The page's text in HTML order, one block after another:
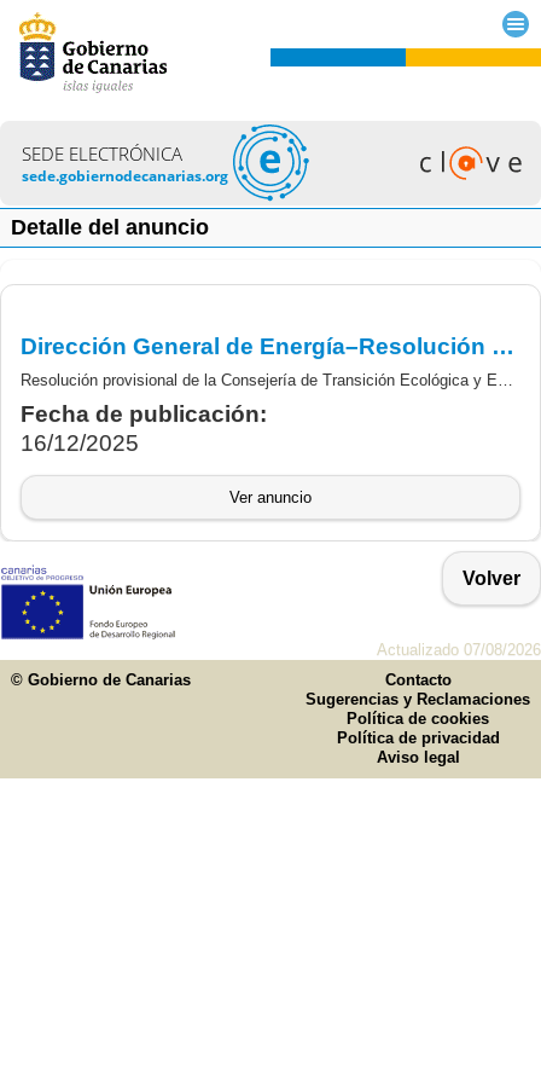
SEDE ELECTRÓNICA
sede.gobiernodecanarias.org
Detalle del anuncio
Dirección General de Energía–Resolución provisional sobre la concesión de subvenciones del programa de incentivos ligado a la movilidad eléctrica (MOVES III) para el año 2025.
Resolución provisional de la Consejería de Transición Ecológica y Energía por la que se efectúa convocatoria para el ejercicio 2025, para la concesión de subvenciones por razones de interés público de las subvenciones derivadas del Real Decreto-Ley 3/2025, de 1 de abril, por el que se establece el programa de incentivos ligado a la movilidad eléctrica (MOVES III) para el año 2025.
Fecha de publicación:
16/12/2025
Ver anuncio
Volver
Actualizado 07/08/2026
© Gobierno de Canarias
Contacto
Sugerencias y Reclamaciones
Política de cookies
Política de privacidad
Aviso legal